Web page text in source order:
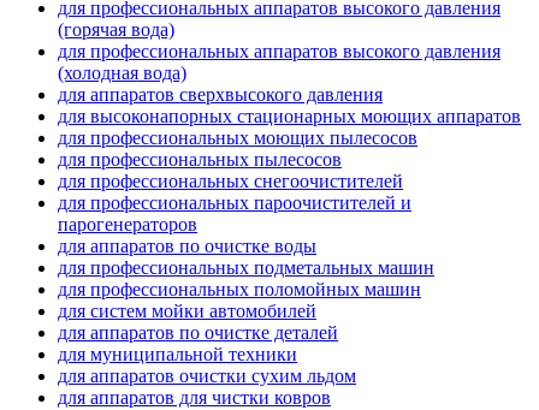
для профессиональных аппаратов высокого давления
(горячая вода)
для профессиональных аппаратов высокого давления
(холодная вода)
для аппаратов сверхвысокого давления
для высоконапорных стационарных моющих аппаратов
для профессиональных моющих пылесосов
для профессиональных пылесосов
для профессиональных снегоочистителей
для профессиональных пароочистителей и
парогенераторов
для аппаратов по очистке воды
для профессиональных подметальных машин
для профессиональных поломойных машин
для систем мойки автомобилей
для аппаратов по очистке деталей
для муниципальной техники
для аппаратов очистки сухим льдом
для аппаратов для чистки ковров